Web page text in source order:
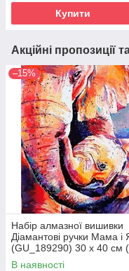
Купити
Акційні пропозиції
–15%
Набір алмазної вишивки
Діамантові ручки Мама і
(GU_189290) 30 х 40 см
підрамнику)
В наявності